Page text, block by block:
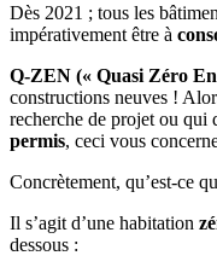
Dès 2021 ; tous les
impérativement être à
Q-ZEN (« Quasi Zéro
constructions neuves !
recherche de projet ou qui
permis, ceci vous
Concrètement, qu’est-ce
Il s’agit d’une habitation
dessous :